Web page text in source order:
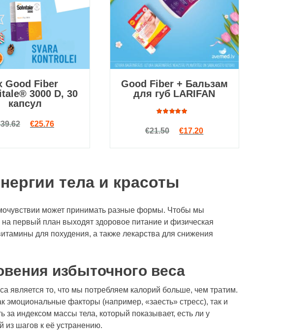
€14.84.
Good Fiber
3000 D, 30
капсул
39.62 Первоначальная цена составляла €39.62.
€25.76Текущая цена: €25.76.
Good Fiber + Бальзам
для губ LARIFAN
5.00
из
€21.50 Первоначальная цена
€17.20Текущая цена:
тела и красоты
может принимать разные формы. Чтобы мы
первый план выходят здоровое питание и физическая
для похудения, а также лекарства для снижения
избыточного веса
является то, что мы потребляем калорий больше, чем тратим.
эмоциональные факторы (например, «заесть» стресс), так и
индексом массы тела, который показывает, есть ли у
шагов к её устранению.